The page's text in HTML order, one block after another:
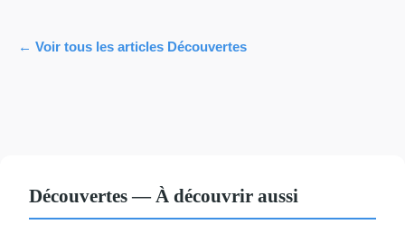
← Voir tous les articles Découvertes
Découvertes — À découvrir aussi